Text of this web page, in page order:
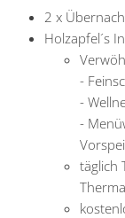
2 x
Holzapfel´s
-
-
-
täglich